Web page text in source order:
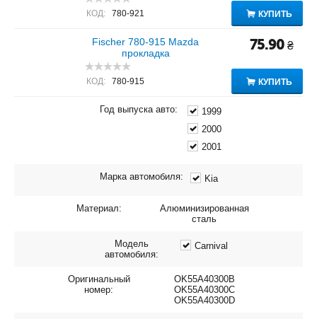
КОД: 780-921 КУПИТЬ
Fischer 780-915 Mazda
прокладка
КОД: 780-915
75.90 ₴
КУПИТЬ
Год выпуска авто:
1999
2000
2001
Марка автомобиля: Kia
Материал:
Алюминизированная
сталь
Модель
автомобиля:
Carnival
Оригинальный
номер:
OK55A40300B
OK55A40300C
OK55A40300D